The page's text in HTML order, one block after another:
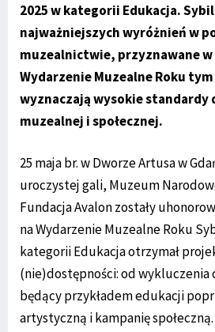
2025 w kategorii Edukacja.
najważniejszych wyróżnień w
muzealnictwie, przyznawane w
Wydarzenie Muzealne Roku
wyznaczają wysokie standardy
muzealnej i społecznej.
25 maja br. w Dworze Artusa w
uroczystej gali, Muzeum
Fundacja Avalon zostały
na Wydarzenie Muzealne Roku
kategorii Edukacja otrzymał
(nie)dostępności: od wykluczenia
będący przykładem edukacji
artystyczną i kampanię społeczną.